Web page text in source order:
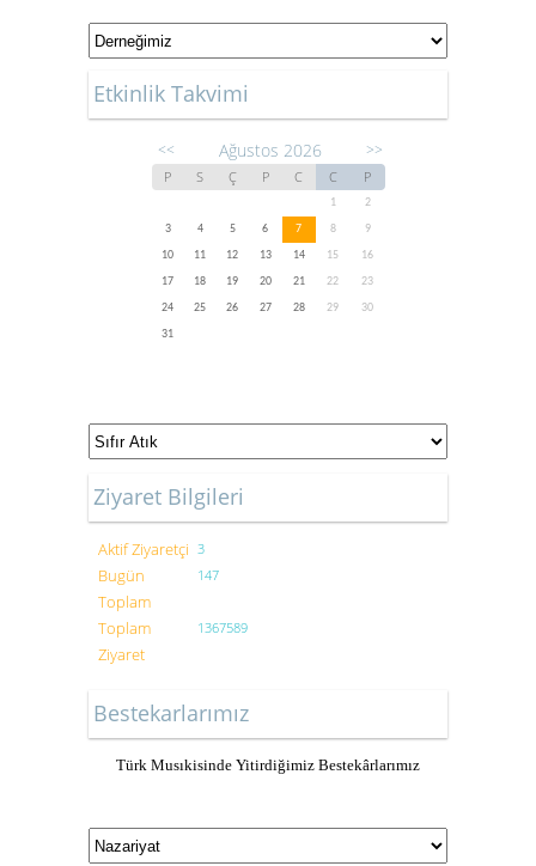
Etkinlik Takvimi
<< Ağustos 2026 >>
P S Ç P C C P
1
2
3
4 5 6 7 8
9
10
11 12 13 14 15
16
17
18 19 20 21 22
23
24
25 26 27 28 29
30
31
Ziyaret Bilgileri
Aktif Ziyaretçi 3
Bugün
Toplam
147
Toplam
Ziyaret
1367589
Bestekarlarımız
Türk Musıkisinde Yitirdiğimiz Bestekârlarımız